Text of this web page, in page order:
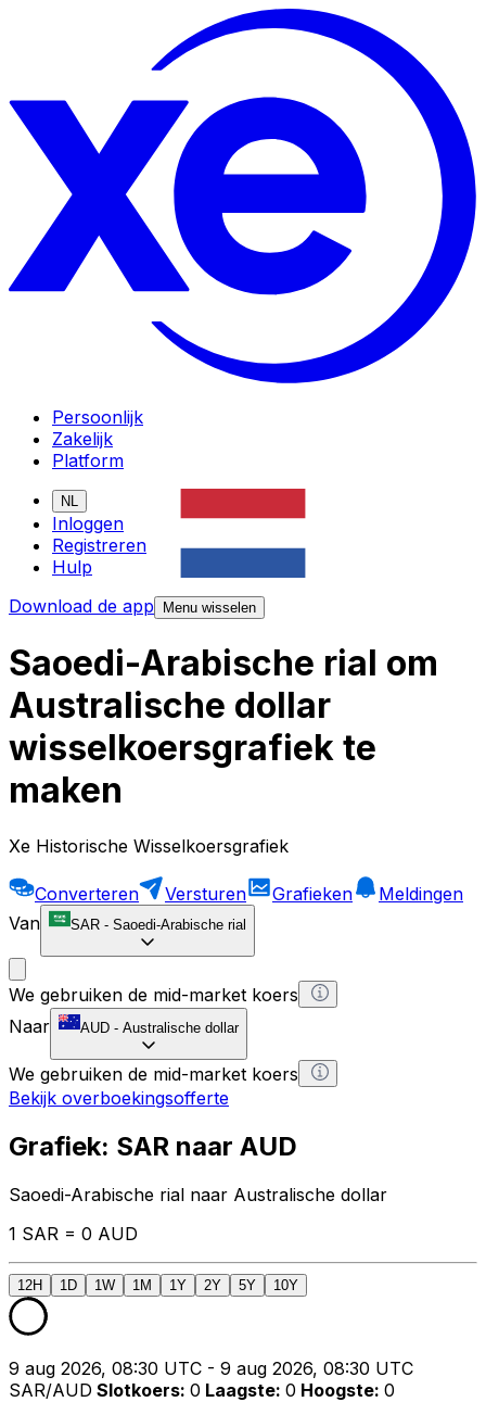
Persoonlijk
Zakelijk
Platform
NL
Inloggen
Registreren
Hulp
Download de app
Menu wisselen
Saoedi-Arabische rial om
Australische dollar
wisselkoersgrafiek te
maken
Xe Historische Wisselkoersgrafiek
Converteren Versturen Grafieken
Meldingen
Van
SAR - Saoedi-Arabische rial
We gebruiken de mid-market koers
Naar
AUD - Australische dollar
We gebruiken de mid-market koers
Bekijk overboekingsofferte
Grafiek: SAR naar AUD
Saoedi-Arabische rial naar Australische dollar
1 SAR = 0 AUD
12H 1D 1W 1M 1Y 2Y 5Y 10Y
9 aug 2026, 08:30 UTC - 9 aug 2026, 08:30 UTC
SAR/AUD Slotkoers: 0 Laagste: 0 Hoogste: 0